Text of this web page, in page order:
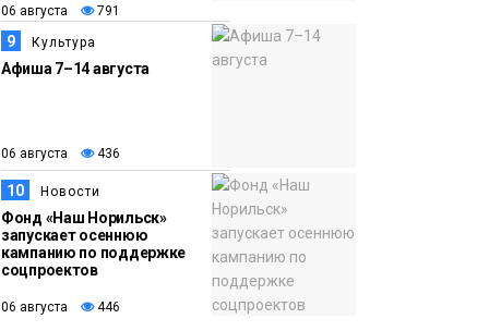
06 августа 791
9 Культура
Афиша 7–14 августа
06 августа 436
10 Новости
Фонд «Наш Норильск»
запускает осеннюю
кампанию по поддержке
соцпроектов
06 августа 446